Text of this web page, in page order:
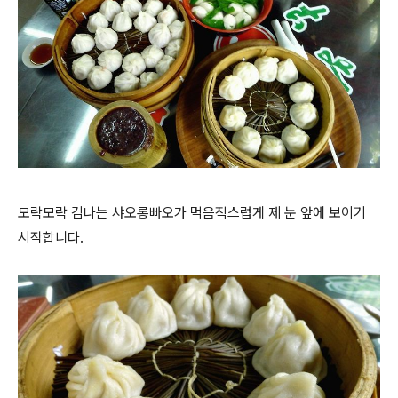
모락모락 김나는 샤오롱빠오가 먹음직스럽게 제 눈 앞에 보이기
시작합니다.